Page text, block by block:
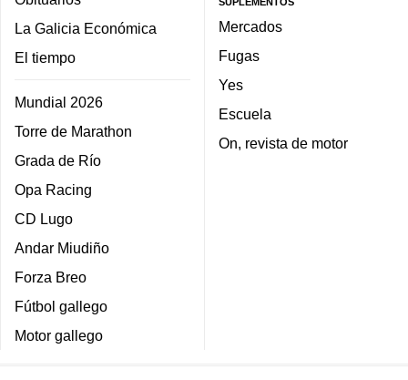
La Galicia Económica
El tiempo
Mundial 2026
Torre de Marathon
Grada de Río
Opa Racing
CD Lugo
Andar Miudiño
Forza Breo
Fútbol gallego
Motor gallego
Mercados
Fugas
Yes
Escuela
On, revista de motor